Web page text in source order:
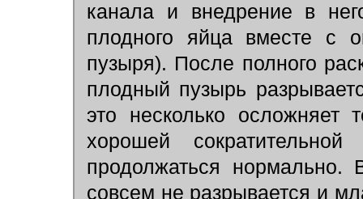
канала и внедрение в
плодного яйца вместе с
пузыря). После полного
плодный пузырь
это несколько
хорошей
продолжаться нормально.
совсем не разрывается и